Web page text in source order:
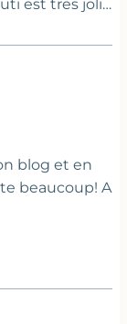
est tres joli…
blog et en
beaucoup! A